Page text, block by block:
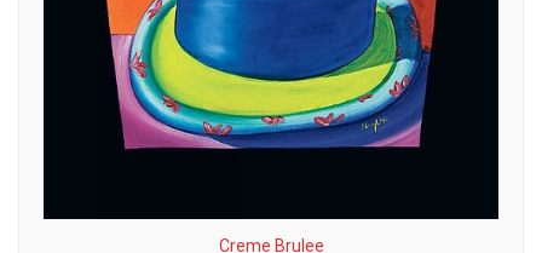
Creme Brulee